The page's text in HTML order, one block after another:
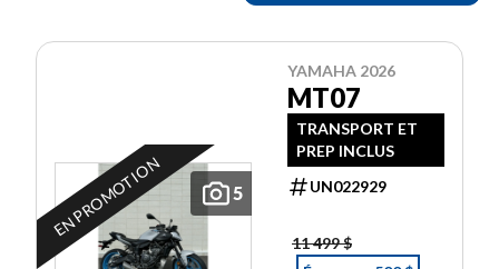
5
EN PROMOTION
YAMAHA 2026
MT07
TRANSPORT ET
PREP INCLUS
UN022929
11 499 $